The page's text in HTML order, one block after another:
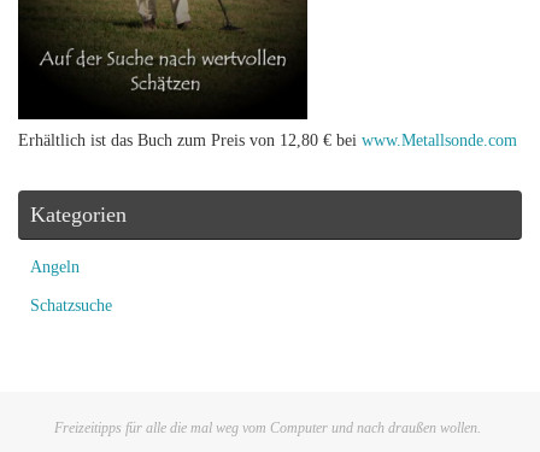
Erhältlich ist das Buch zum Preis von 12,80 € bei www.Metallsonde.com
Kategorien
Angeln
Schatzsuche
Freizeitipps für alle die mal weg vom Computer und nach draußen wollen.